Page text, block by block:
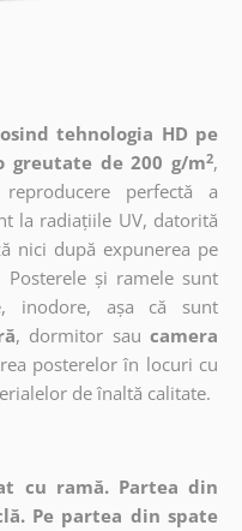
tehnologia HD pe
de 200 g/m2,
perfectă a
la radiațiile UV, datorită
nici după expunerea pe
și ramele sunt
inodore, așa că sunt
, dormitor sau camera
posterelor în locuri cu
de înaltă calitate.
cu ramă. Partea din
Pe partea din spate